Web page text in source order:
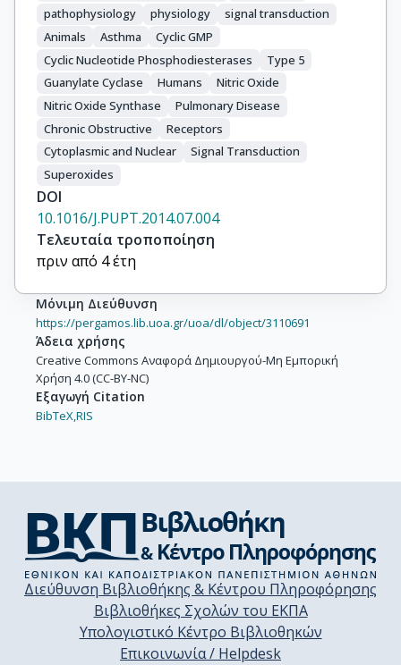
pathophysiology
physiology
signal transduction
Animals
Asthma
Cyclic GMP
Cyclic Nucleotide Phosphodiesterases
Type 5
Guanylate Cyclase
Humans
Nitric Oxide
Nitric Oxide Synthase
Pulmonary Disease
Chronic Obstructive
Receptors
Cytoplasmic and Nuclear
Signal Transduction
Superoxides
DOI
10.1016/J.PUPT.2014.07.004
Τελευταία τροποποίηση
πριν από 4 έτη
Μόνιμη Διεύθυνση
https://pergamos.lib.uoa.gr/uoa/dl/object/3110691
Άδεια χρήσης
Creative Commons Αναφορά Δημιουργού-Μη Εμπορική
Χρήση 4.0 (CC-BY-NC)
Εξαγωγή Citation
BibTeX,RIS
Διεύθυνση Βιβλιοθήκης & Κέντρου Πληροφόρησης
Βιβλιοθήκες Σχολών του ΕΚΠΑ
Υπολογιστικό Κέντρο Βιβλιοθηκών
Επικοινωνία / Helpdesk